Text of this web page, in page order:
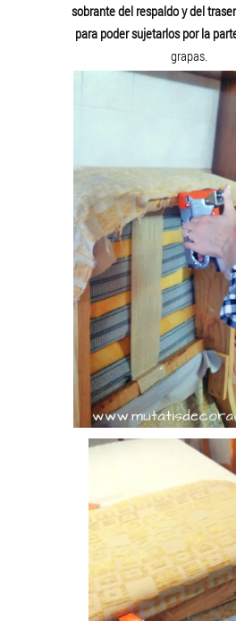
sobrante del respaldo y del
para poder sujetarlos por la
grapas.